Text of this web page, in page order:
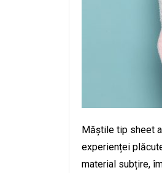
Măștile tip sheet
experienței
material subțire,